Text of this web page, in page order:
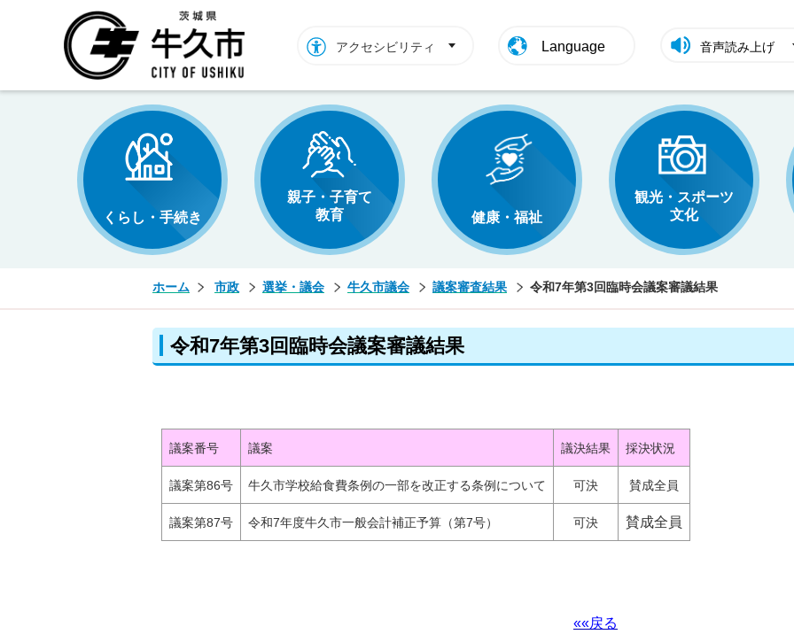
アクセシビリティ Language 音声読み上げ
くらし・手続き
親子・子育て
教育
健康・福祉
観光・スポーツ
文化
ホーム 市政 選挙・議会 牛久市議会 議案審査結果 令和7年第3回臨時会議案審議結果
令和7年第3回臨時会議案審議結果
議案番号 議案 議決結果 採決状況
議案第86号 牛久市学校給食費条例の一部を改正する条例について 可決 賛成全員
議案第87号 令和7年度牛久市一般会計補正予算（第7号） 可決 賛成全員
««戻る